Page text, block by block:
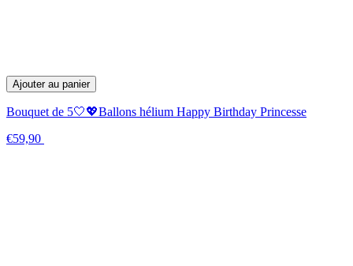
Ajouter au panier
Bouquet de 5🤍💖Ballons hélium Happy Birthday Princesse
€59,90